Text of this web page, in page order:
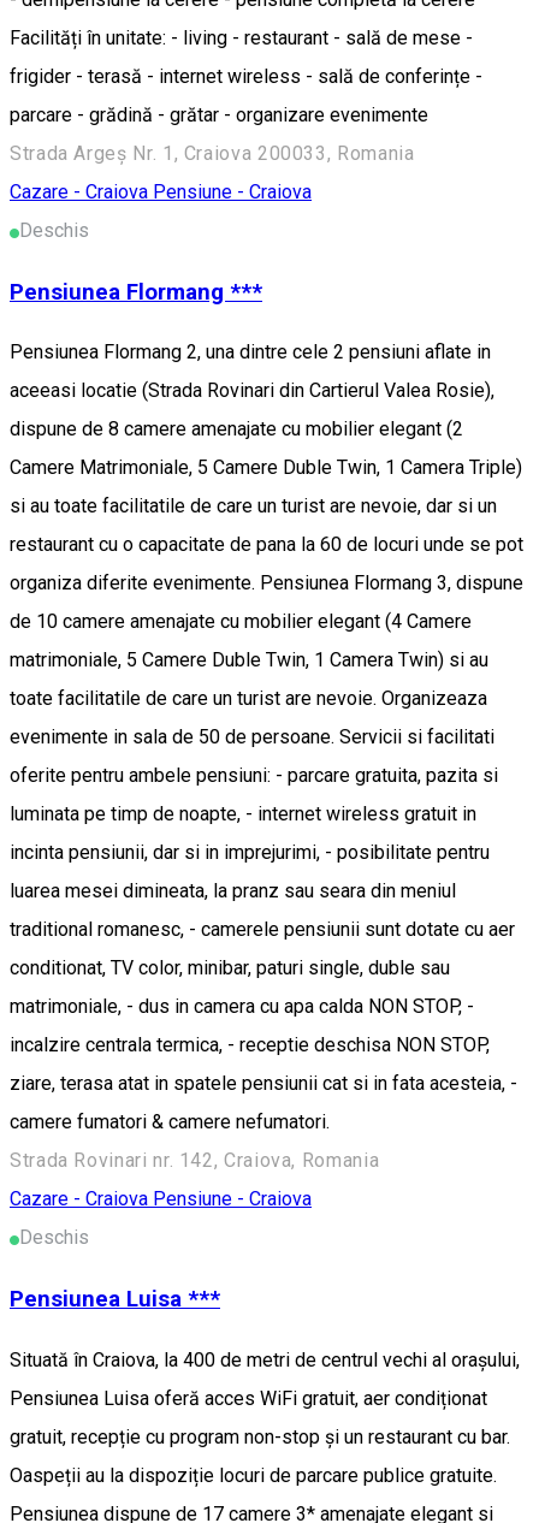
Facilități în unitate: - living - restaurant - sală de mese -
frigider - terasă - internet wireless - sală de conferințe -
parcare - grădină - grătar - organizare evenimente
Strada Argeș Nr. 1, Craiova 200033, Romania
Cazare - Craiova Pensiune - Craiova
Deschis
Pensiunea Flormang ***
Pensiunea Flormang 2, una dintre cele 2 pensiuni aflate in
aceeasi locatie (Strada Rovinari din Cartierul Valea Rosie),
dispune de 8 camere amenajate cu mobilier elegant (2
Camere Matrimoniale, 5 Camere Duble Twin, 1 Camera Triple)
si au toate facilitatile de care un turist are nevoie, dar si un
restaurant cu o capacitate de pana la 60 de locuri unde se pot
organiza diferite evenimente. Pensiunea Flormang 3, dispune
de 10 camere amenajate cu mobilier elegant (4 Camere
matrimoniale, 5 Camere Duble Twin, 1 Camera Twin) si au
toate facilitatile de care un turist are nevoie. Organizeaza
evenimente in sala de 50 de persoane. Servicii si facilitati
oferite pentru ambele pensiuni: - parcare gratuita, pazita si
luminata pe timp de noapte, - internet wireless gratuit in
incinta pensiunii, dar si in imprejurimi, - posibilitate pentru
luarea mesei dimineata, la pranz sau seara din meniul
traditional romanesc, - camerele pensiunii sunt dotate cu aer
conditionat, TV color, minibar, paturi single, duble sau
matrimoniale, - dus in camera cu apa calda NON STOP, -
incalzire centrala termica, - receptie deschisa NON STOP,
ziare, terasa atat in spatele pensiunii cat si in fata acesteia, -
camere fumatori & camere nefumatori.
Strada Rovinari nr. 142, Craiova, Romania
Cazare - Craiova Pensiune - Craiova
Deschis
Pensiunea Luisa ***
Situată în Craiova, la 400 de metri de centrul vechi al orașului,
Pensiunea Luisa oferă acces WiFi gratuit, aer condiționat
gratuit, recepție cu program non-stop și un restaurant cu bar.
Oaspeții au la dispoziție locuri de parcare publice gratuite.
Pensiunea dispune de 17 camere 3* amenajate elegant si